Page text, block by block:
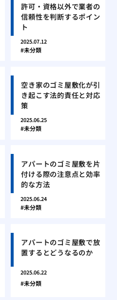
許可・資格以外で業者の
信頼性を判断するポイン
ト
2025.07.12
未分類
空き家のゴミ屋敷化が引
き起こす法的責任と対応
策
2025.06.25
未分類
アパートのゴミ屋敷を片
付ける際の注意点と効率
的な方法
2025.06.24
未分類
アパートのゴミ屋敷で放
置するとどうなるのか
2025.06.22
未分類